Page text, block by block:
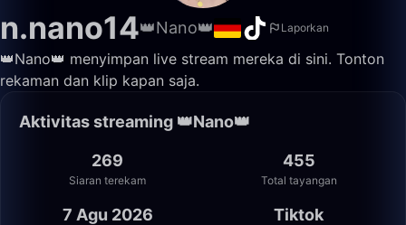
n.nano14👑Nano👑 Laporkan
👑Nano👑 menyimpan live stream mereka di sini. Tonton
rekaman dan klip kapan saja.
Aktivitas streaming 👑Nano👑
269
Siaran terekam
455
Total tayangan
7 Agu 2026 Tiktok